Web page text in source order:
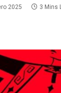
2025 3 Mins